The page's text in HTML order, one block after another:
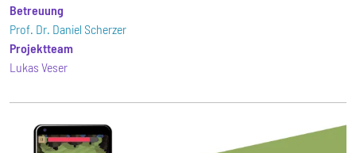
Betreuung
Prof. Dr. Daniel Scherzer
Projektteam
Lukas Veser